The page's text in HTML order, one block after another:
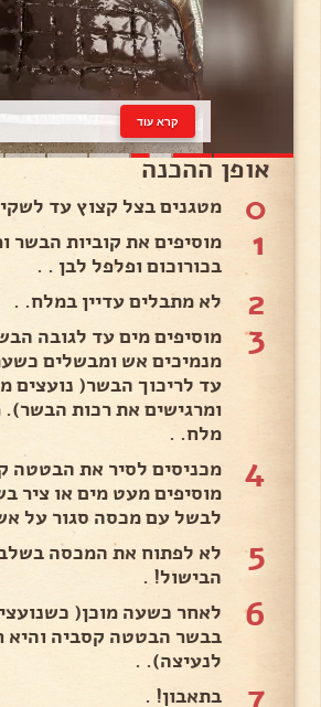
קרא עוד
אופן ההכנה
0 מטגנים בצל קצוץ עד
1
מוסיפים את קוביות הבשר
בכורוכום ופלפל לבן . .
2 לא מתבלים עדיין במלח. .
3
מוסיפים מים עד לגובה
מנמיכים אש ומבשלים
עד לריכוך הבשר( נועצים
ומרגישים את רכות הבשר).
מלח. .
4
מכניסים לסיר את הבטטה
מוסיפים מעט מים או ציר
לבשל עם מכסה סגור על
5
לא לפתוח את המכסה
הבישול! .
6
לאחר כשעה מוכן(
בבשר הבטטה קסביה והיא
לנעיצה). .
בתאבון! .